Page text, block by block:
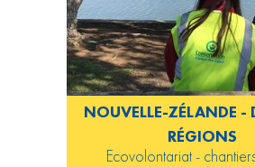
NOUVELLE-ZÉLANDE -
RÉGIONS
Ecovolontariat -